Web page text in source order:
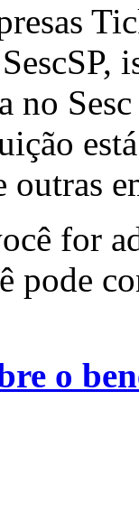
no
outras
for
pode
o